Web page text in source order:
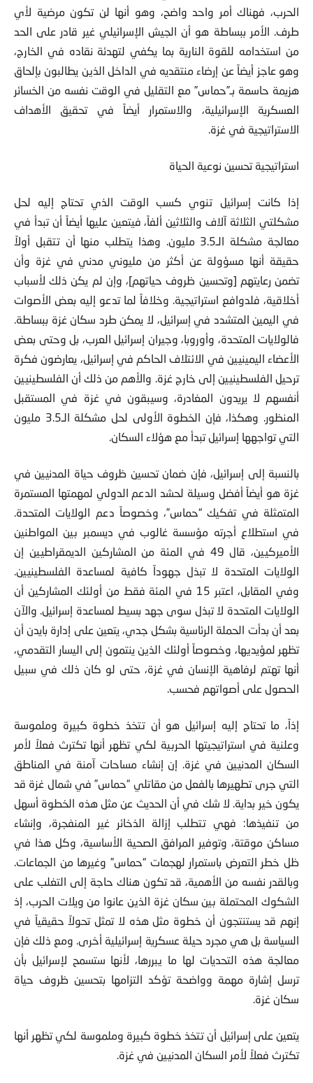
الحرب، فهناك أمر واحد واضح، وهو أنها لن تكون مرضية لأي
طرف. الأمر ببساطة هو أن الجيش الإسرائيلي غير قادر على الحد
من استخدامه للقوة النارية بما يكفي لتهدئة نقاده في الخارج،
وهو عاجز أيضاً عن إرضاء منتقديه في الداخل الذين يطالبون بإلحاق
هزيمة حاسمة بـ”حماس” مع التقليل في الوقت نفسه من الخسائر
العسكرية الإسرائيلية، والاستمرار أيضاً في تحقيق الأهداف
الاستراتيجية في غزة.
استراتيجية تحسين نوعية الحياة
إذا كانت إسرائيل تنوي كسب الوقت الذي تحتاج إليه لحل
مشكلتي الثلاثة آلاف والثلاثين ألفاً، فيتعين عليها أيضاً أن تبدأ في
معالجة مشكلة الـ3.5 مليون. وهذا يتطلب منها أن تتقبل أولاً
حقيقة أنها مسؤولة عن أكثر من مليوني مدني في غزة وأن
تضمن رعايتهم [وتحسين ظروف حياتهم]، وإن لم يكن ذلك لأسباب
أخلاقية، فلدوافع استراتيجية. وخلافاً لما تدعو إليه بعض الأصوات
في اليمين المتشدد في إسرائيل، لا يمكن طرد سكان غزة ببساطة.
فالولايات المتحدة، وأوروبا، وجيران إسرائيل العرب، بل وحتى بعض
الأعضاء اليمينيين في الائتلاف الحاكم في إسرائيل، يعارضون فكرة
ترحيل الفلسطينيين إلى خارج غزة. والأهم من ذلك أن الفلسطينيين
أنفسهم لا يريدون المغادرة، وسيبقون في غزة في المستقبل
المنظور. وهكذا، فإن الخطوة الأولى لحل مشكلة الـ3.5 مليون
التي تواجهها إسرائيل تبدأ مع هؤلاء السكان.
بالنسبة إلى إسرائيل، فإن ضمان تحسين ظروف حياة المدنيين في
غزة هو أيضاً أفضل وسيلة لحشد الدعم الدولي لمهمتها المستمرة
المتمثلة في تفكيك “حماس”، وخصوصاً دعم الولايات المتحدة.
في استطلاع أجرته مؤسسة غالوب في ديسمبر بين المواطنين
الأميركيين، قال 49 في المئة من المشاركين الديمقراطيين إن
الولايات المتحدة لا تبذل جهوداً كافية لمساعدة الفلسطينيين.
وفي المقابل، اعتبر 15 في المئة فقط من أولئك المشاركين أن
الولايات المتحدة لا تبذل سوى جهد بسيط لمساعدة إسرائيل. والآن
بعد أن بدأت الحملة الرئاسية بشكل جدي، يتعين على إدارة بايدن أن
تظهر لمؤيديها، وخصوصاً أولئك الذين ينتمون إلى اليسار التقدمي،
أنها تهتم لرفاهية الإنسان في غزة، حتى لو كان ذلك في سبيل
الحصول على أصواتهم فحسب.
إذاً، ما تحتاج إليه إسرائيل هو أن تتخذ خطوة كبيرة وملموسة
وعلنية في استراتيجيتها الحربية لكي تظهر أنها تكترث فعلاً لأمر
السكان المدنيين في غزة. إن إنشاء مساحات آمنة في المناطق
التي جرى تطهيرها بالفعل من مقاتلي “حماس” في شمال غزة قد
يكون خير بداية. لا شك في أن الحديث عن مثل هذه الخطوة أسهل
من تنفيذها: فهي تتطلب إزالة الذخائر غير المنفجرة، وإنشاء
مساكن موقتة، وتوفير المرافق الصحية الأساسية، وكل هذا في
ظل خطر التعرض باستمرار لهجمات “حماس” وغيرها من الجماعات.
وبالقدر نفسه من الأهمية، قد تكون هناك حاجة إلى التغلب على
الشكوك المحتملة بين سكان غزة الذين عانوا من ويلات الحرب، إذ
إنهم قد يستنتجون أن خطوة مثل هذه لا تمثل تحولاً حقيقياً في
السياسة بل هي مجرد حيلة عسكرية إسرائيلية أخرى. ومع ذلك فإن
معالجة هذه التحديات لها ما يبررها، لأنها ستسمح لإسرائيل بأن
ترسل إشارة مهمة وواضحة تؤكد التزامها بتحسين ظروف حياة
سكان غزة.
يتعين على إسرائيل أن تتخذ خطوة كبيرة وملموسة لكي تظهر أنها
تكترث فعلاً لأمر السكان المدنيين في غزة.